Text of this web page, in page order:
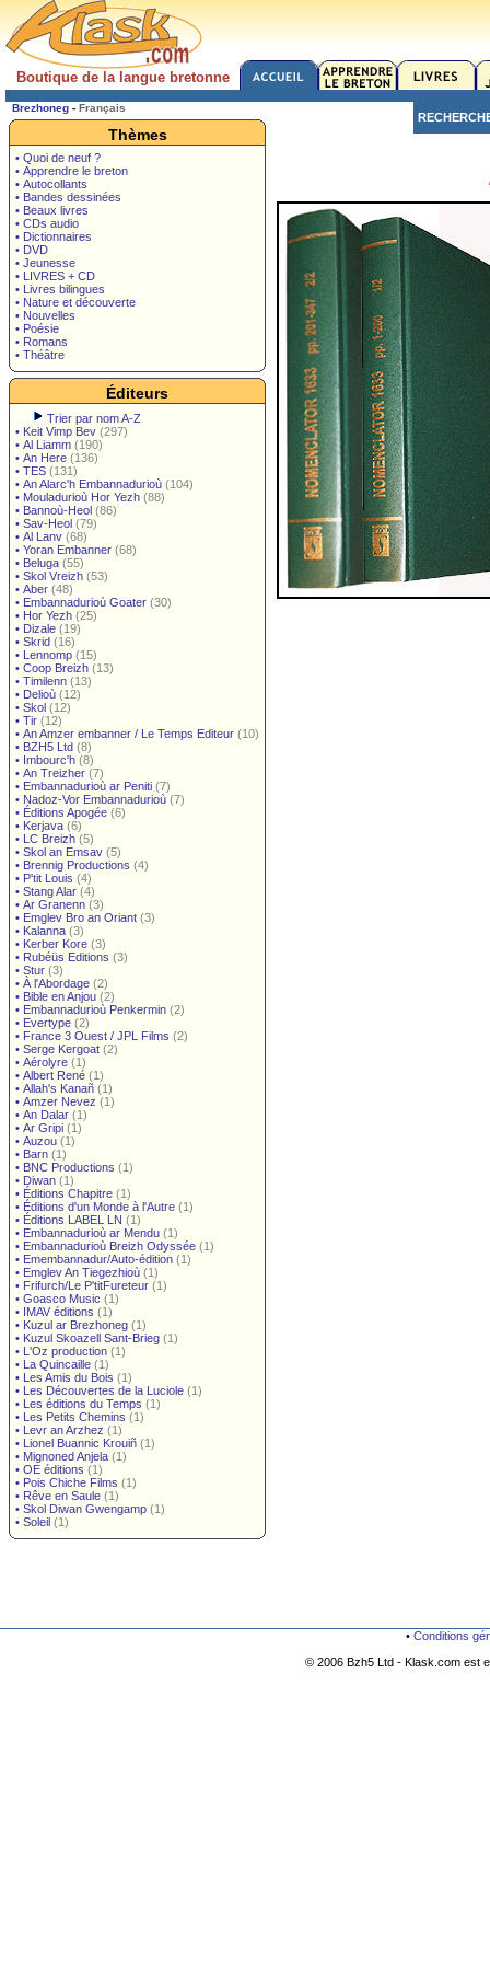
Boutique de la langue bretonne
Brezhoneg - Français
Thèmes
• Quoi de neuf ?
• Apprendre le breton
• Autocollants
• Bandes dessinées
• Beaux livres
• CDs audio
• Dictionnaires
• DVD
• Jeunesse
• LIVRES + CD
• Livres bilingues
• Nature et découverte
• Nouvelles
• Poésie
• Romans
• Théâtre
Éditeurs
Trier par nom A-Z
• Keit Vimp Bev (297)
• Al Liamm (190)
• An Here (136)
• TES (131)
• An Alarc'h Embannadurioù (104)
• Mouladurioù Hor Yezh (88)
• Bannoù-Heol (86)
• Sav-Heol (79)
• Al Lanv (68)
• Yoran Embanner (68)
• Beluga (55)
• Skol Vreizh (53)
• Aber (48)
• Embannadurioù Goater (30)
• Hor Yezh (25)
• Dizale (19)
• Skrid (16)
• Lennomp (15)
• Coop Breizh (13)
• Timilenn (13)
• Delioù (12)
• Skol (12)
• Tir (12)
• An Amzer embanner / Le Temps Editeur (10)
• BZH5 Ltd (8)
• Imbourc'h (8)
• An Treizher (7)
• Embannadurioù ar Peniti (7)
• Nadoz-Vor Embannadurioù (7)
• Éditions Apogée (6)
• Kerjava (6)
• LC Breizh (5)
• Skol an Emsav (5)
• Brennig Productions (4)
• P'tit Louis (4)
• Stang Alar (4)
• Ar Granenn (3)
• Emglev Bro an Oriant (3)
• Kalanna (3)
• Kerber Kore (3)
• Rubéüs Editions (3)
• Stur (3)
• À l'Abordage (2)
• Bible en Anjou (2)
• Embannadurioù Penkermin (2)
• Evertype (2)
• France 3 Ouest / JPL Films (2)
• Serge Kergoat (2)
• Aérolyre (1)
• Albert René (1)
• Allah's Kanañ (1)
• Amzer Nevez (1)
• An Dalar (1)
• Ar Gripi (1)
• Auzou (1)
• Barn (1)
• BNC Productions (1)
• Diwan (1)
• Éditions Chapitre (1)
• Éditions d'un Monde à l'Autre (1)
• Éditions LABEL LN (1)
• Embannadurioù ar Mendu (1)
• Embannadurioù Breizh Odyssée (1)
• Emembannadur/Auto-édition (1)
• Emglev An Tiegezhioù (1)
• Frifurch/Le P'titFureteur (1)
• Goasco Music (1)
• IMAV éditions (1)
• Kuzul ar Brezhoneg (1)
• Kuzul Skoazell Sant-Brieg (1)
• L'Oz production (1)
• La Quincaille (1)
• Les Amis du Bois (1)
• Les Découvertes de la Luciole (1)
• Les éditions du Temps (1)
• Les Petits Chemins (1)
• Levr an Arzhez (1)
• Lionel Buannic Krouiñ (1)
• Mignoned Anjela (1)
• OE éditions (1)
• Pois Chiche Films (1)
• Rêve en Saule (1)
• Skol Diwan Gwengamp (1)
• Soleil (1)
• Conditions
© 2006 Bzh5 Ltd - Klask.com est